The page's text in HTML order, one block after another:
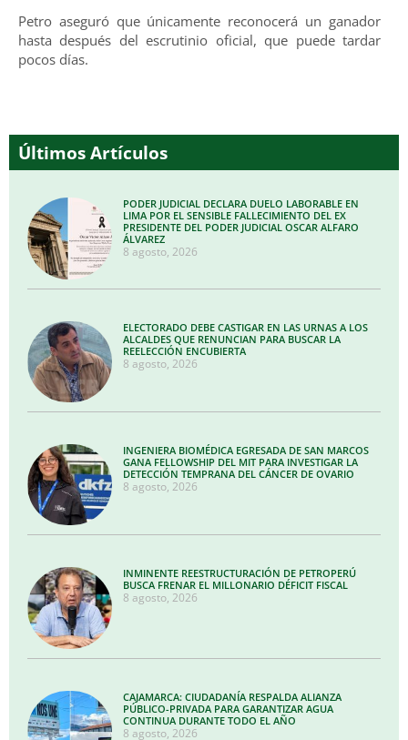
Petro aseguró que únicamente reconocerá un ganador
hasta después del escrutinio oficial, que puede tardar
pocos días.
Últimos Artículos
PODER JUDICIAL DECLARA DUELO LABORABLE EN
LIMA POR EL SENSIBLE FALLECIMIENTO DEL EX
PRESIDENTE DEL PODER JUDICIAL OSCAR ALFARO
ÁLVAREZ
8 agosto, 2026
ELECTORADO DEBE CASTIGAR EN LAS URNAS A LOS
ALCALDES QUE RENUNCIAN PARA BUSCAR LA
REELECCIÓN ENCUBIERTA
8 agosto, 2026
INGENIERA BIOMÉDICA EGRESADA DE SAN MARCOS
GANA FELLOWSHIP DEL MIT PARA INVESTIGAR LA
DETECCIÓN TEMPRANA DEL CÁNCER DE OVARIO
8 agosto, 2026
INMINENTE REESTRUCTURACIÓN DE PETROPERÚ
BUSCA FRENAR EL MILLONARIO DÉFICIT FISCAL
8 agosto, 2026
CAJAMARCA: CIUDADANÍA RESPALDA ALIANZA
PÚBLICO-PRIVADA PARA GARANTIZAR AGUA
CONTINUA DURANTE TODO EL AÑO
8 agosto, 2026